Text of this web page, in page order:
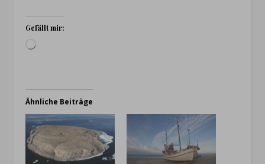
Gefällt mir:
Ähnliche Beiträge